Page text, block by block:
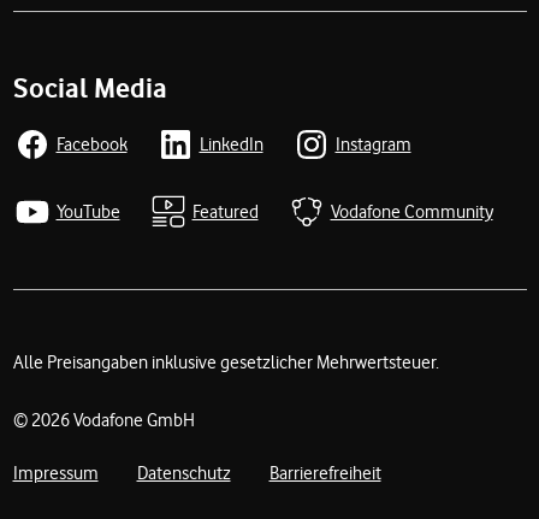
Social Media
Facebook LinkedIn Instagram
YouTube Featured Vodafone Community
Alle Preisangaben inklusive gesetzlicher Mehrwertsteuer.
Rechtliche Links
© 2026 Vodafone GmbH
Impressum Datenschutz Barrierefreiheit